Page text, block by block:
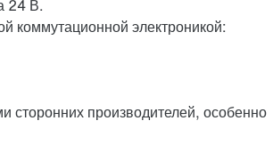
24 В.
коммутационной электроникой:
сторонних производителей, особенно